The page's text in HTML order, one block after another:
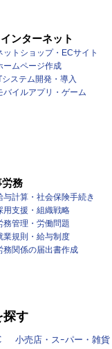
ンターネット
ットショップ・ECサイト
ームページ作成
システム開発・導入
バイルアプリ・ゲーム
労務
与計算・社会保険手続き
用支援・組織戦略
務管理・労働問題
業規則・給与制度
務関係の届出書作成
探す
小売店・スｰパー・雑貨